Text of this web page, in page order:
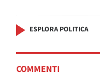
ESPLORA POLITICA
COMMENTI